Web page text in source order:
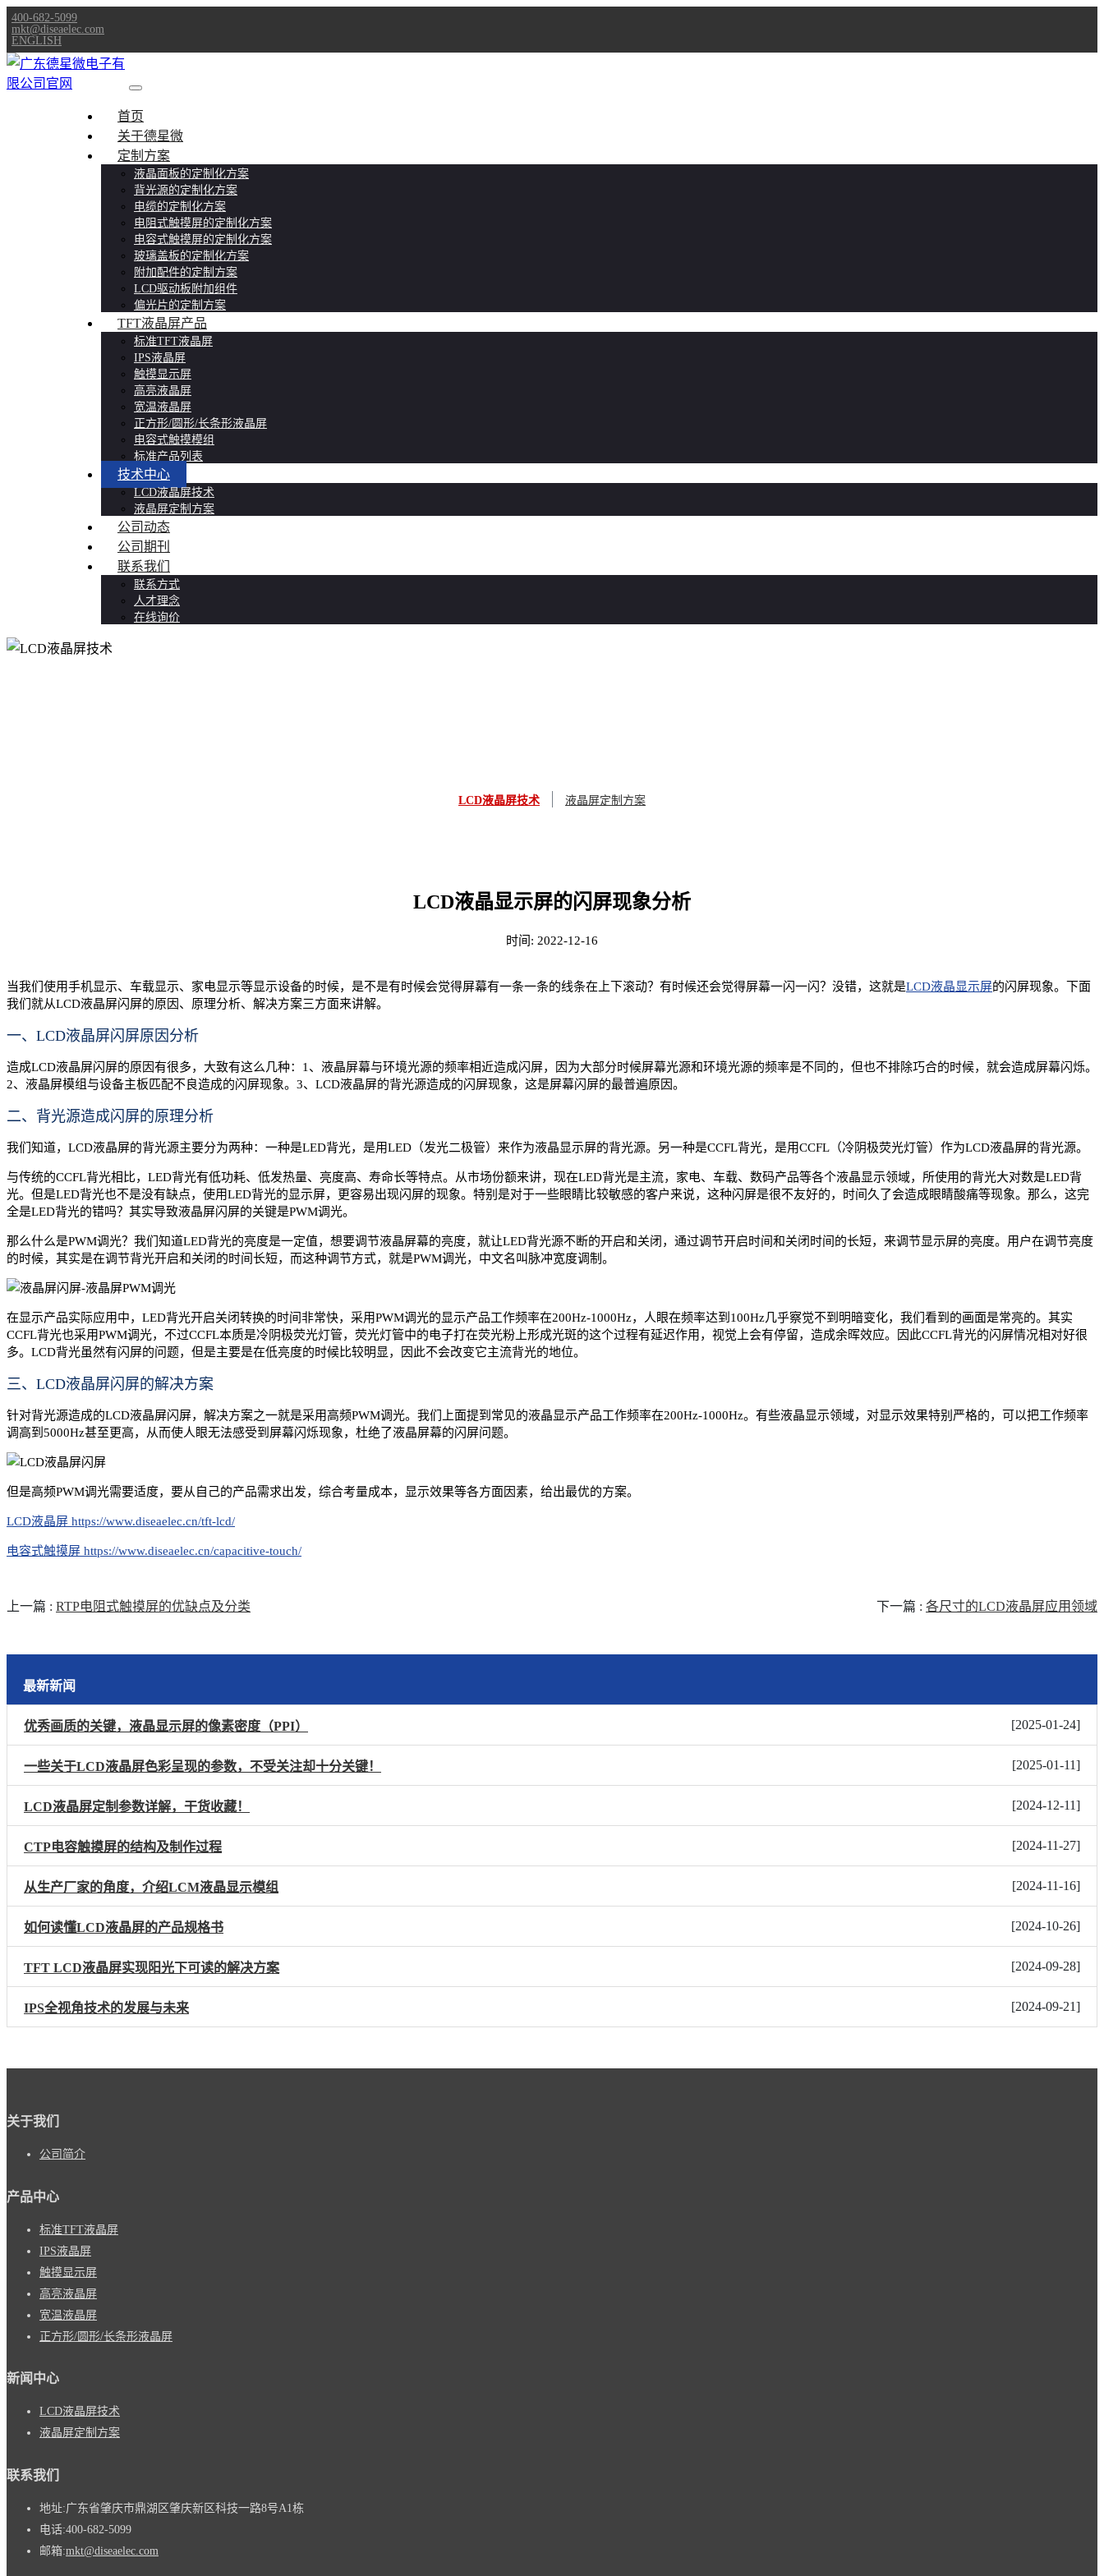
400-682-5099
mkt@diseaelec.com
ENGLISH
首页
关于德星微
定制方案
液晶面板的定制化方案
背光源的定制化方案
电缆的定制化方案
电阻式触摸屏的定制化方案
电容式触摸屏的定制化方案
玻璃盖板的定制化方案
附加配件的定制方案
LCD驱动板附加组件
偏光片的定制方案
TFT液晶屏产品
标准TFT液晶屏
IPS液晶屏
触摸显示屏
高亮液晶屏
宽温液晶屏
正方形/圆形/长条形液晶屏
电容式触摸模组
标准产品列表
技术中心
LCD液晶屏技术
液晶屏定制方案
公司动态
公司期刊
联系我们
联系方式
人才理念
在线询价
LCD液晶屏技术 液晶屏定制方案
LCD液晶显示屏的闪屏现象分析
时间: 2022-12-16
当我们使用手机显示、车载显示、家电显示等显示设备的时候，是不是有时候会觉得屏幕有一条一条的线条在上下滚动？有时候还会觉得屏幕一闪一闪？没错，这就是LCD液晶显示屏的闪屏现象。下面
我们就从LCD液晶屏闪屏的原因、原理分析、解决方案三方面来讲解。
一、LCD液晶屏闪屏原因分析
造成LCD液晶屏闪屏的原因有很多，大致有这么几种：1、液晶屏幕与环境光源的频率相近造成闪屏，因为大部分时候屏幕光源和环境光源的频率是不同的，但也不排除巧合的时候，就会造成屏幕闪烁。
2、液晶屏模组与设备主板匹配不良造成的闪屏现象。3、LCD液晶屏的背光源造成的闪屏现象，这是屏幕闪屏的最普遍原因。
二、 背光源造成闪屏的原理分析
我们知道，LCD液晶屏的背光源主要分为两种：一种是LED背光，是用LED（发光二极管）来作为液晶显示屏的背光源。另一种是CCFL背光，是用CCFL（冷阴极荧光灯管）作为LCD液晶屏的背光源。
与传统的CCFL背光相比，LED背光有低功耗、低发热量、亮度高、寿命长等特点。从市场份额来讲，现在LED背光是主流，家电、车载、数码产品等各个液晶显示领域，所使用的背光大对数是LED背
光。但是LED背光也不是没有缺点，使用LED背光的显示屏，更容易出现闪屏的现象。特别是对于一些眼睛比较敏感的客户来说，这种闪屏是很不友好的，时间久了会造成眼睛酸痛等现象。那么，这完
全是LED背光的错吗？其实导致液晶屏闪屏的关键是PWM调光。
那么什么是PWM调光？我们知道LED背光的亮度是一定值，想要调节液晶屏幕的亮度，就让LED背光源不断的开启和关闭，通过调节开启时间和关闭时间的长短，来调节显示屏的亮度。用户在调节亮度
的时候，其实是在调节背光开启和关闭的时间长短，而这种调节方式，就是PWM调光，中文名叫脉冲宽度调制。
在显示产品实际应用中，LED背光开启关闭转换的时间非常快，采用PWM调光的显示产品工作频率在200Hz-1000Hz，人眼在频率达到100Hz几乎察觉不到明暗变化，我们看到的画面是常亮的。其实
CCFL背光也采用PWM调光，不过CCFL本质是冷阴极荧光灯管，荧光灯管中的电子打在荧光粉上形成光斑的这个过程有延迟作用，视觉上会有停留，造成余晖效应。因此CCFL背光的闪屏情况相对好很
多。LCD背光虽然有闪屏的问题，但是主要是在低亮度的时候比较明显，因此不会改变它主流背光的地位。
三、 LCD液晶屏闪屏的解决方案
针对背光源造成的LCD液晶屏闪屏，解决方案之一就是采用高频PWM调光。我们上面提到常见的液晶显示产品工作频率在200Hz-1000Hz。有些液晶显示领域，对显示效果特别严格的，可以把工作频率
调高到5000Hz甚至更高，从而使人眼无法感受到屏幕闪烁现象，杜绝了液晶屏幕的闪屏问题。
但是高频PWM调光需要适度，要从自己的产品需求出发，综合考量成本，显示效果等各方面因素，给出最优的方案。
LCD液晶屏 https://www.diseaelec.cn/tft-lcd/
电容式触摸屏 https://www.diseaelec.cn/capacitive-touch/
上一篇 : RTP电阻式触摸屏的优缺点及分类 下一篇 : 各尺寸的LCD液晶屏应用领域
最新新闻
优秀画质的关键，液晶显示屏的像素密度（PPI） [2025-01-24]
一些关于LCD液晶屏色彩呈现的参数，不受关注却十分关键！ [2025-01-11]
LCD液晶屏定制参数详解，干货收藏！ [2024-12-11]
CTP电容触摸屏的结构及制作过程 [2024-11-27]
从生产厂家的角度，介绍LCM液晶显示模组 [2024-11-16]
如何读懂LCD液晶屏的产品规格书 [2024-10-26]
TFT LCD液晶屏实现阳光下可读的解决方案 [2024-09-28]
IPS全视角技术的发展与未来 [2024-09-21]
关于我们
公司简介
产品中心
标准TFT液晶屏
IPS液晶屏
触摸显示屏
高亮液晶屏
宽温液晶屏
正方形/圆形/长条形液晶屏
新闻中心
LCD液晶屏技术
液晶屏定制方案
联系我们
地址:广东省肇庆市鼎湖区肇庆新区科技一路8号A1栋
电话:400-682-5099
邮箱:mkt@diseaelec.com